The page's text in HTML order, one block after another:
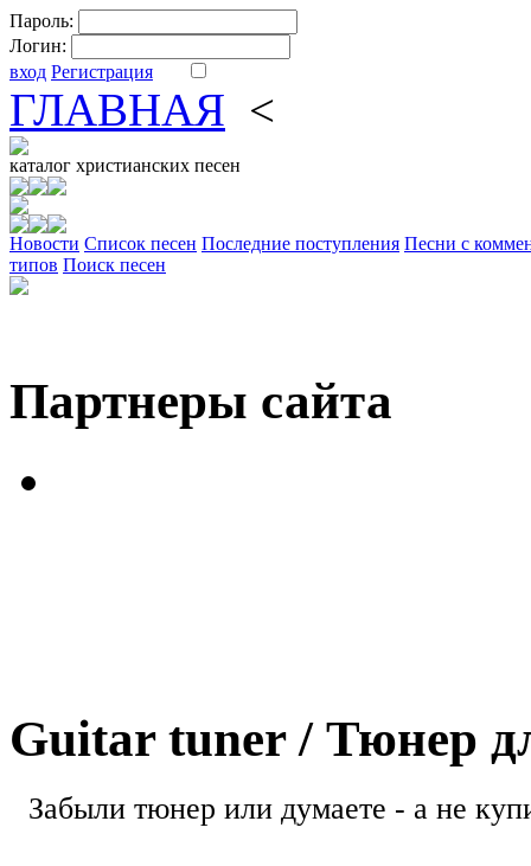
Пароль:
Логин:
вход Регистрация
ГЛАВНАЯ <
каталог христианских песен
Новости Cписок песен Последние поступления Песни с
типов Поиск песен
Партнеры сайта
Guitar tuner / Тюнер
Забыли тюнер или думаете - а не